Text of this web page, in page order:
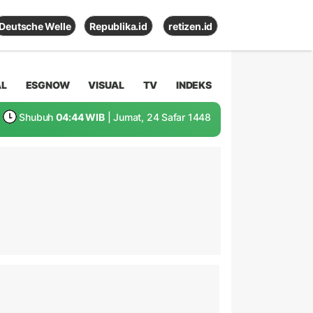
Deutsche Welle Republika.id retizen.id
ESGNOW VISUAL TV INDEKS
Shubuh 04:44 WIB | Jumat, 24 Safar 1448